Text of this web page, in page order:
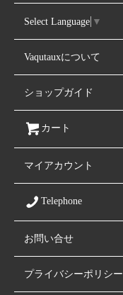
Select Language ▼
Vaqutauxについて
ショップガイド
カート
マイアカウント
Telephone
お問い合せ
プライバシーポリシー